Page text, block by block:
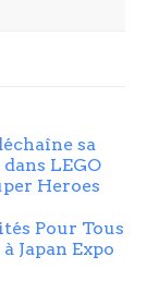
sa
LEGO
Heroes
Pour Tous
Japan Expo